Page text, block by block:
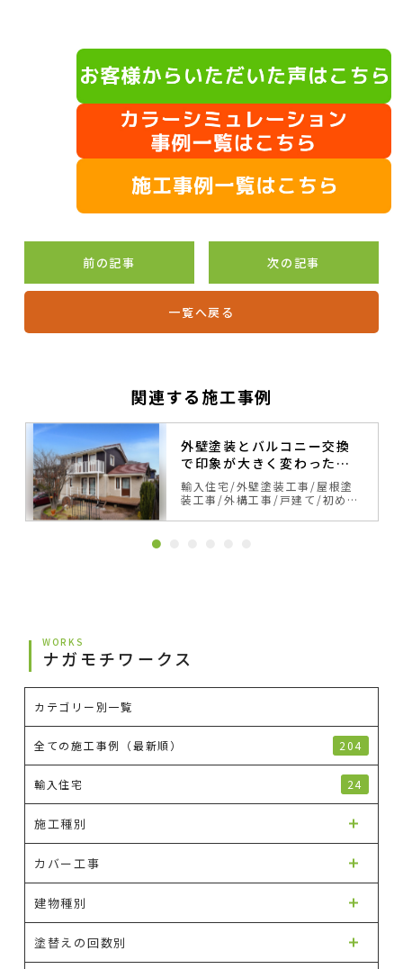
前の記事 次の記事
一覧へ戻る
関連する施工事例
外壁塗装とバルコニー交換
で印象が大きく変わったス
ウェーデンハウス
輸入住宅 外壁塗装工事
屋根塗
装工事 外構工事 戸建て 初めて
ジュ・ブラウン系 カラーシミュ
WORKS
ナガモチワークス
カテゴリー別一覧
全ての施工事例（最新順） 204
輸入住宅 24
施工種別
カバー工事
建物種別
塗替えの回数別